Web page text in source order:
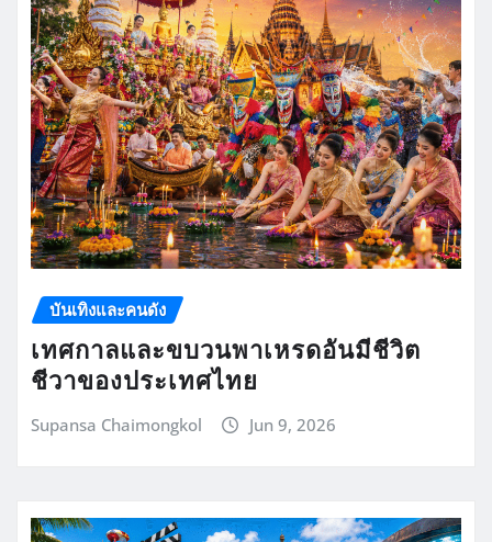
บันเทิงและคนดัง
เทศกาลและขบวนพาเหรดอันมีชีวิต
ชีวาของประเทศไทย
Supansa Chaimongkol Jun 9, 2026